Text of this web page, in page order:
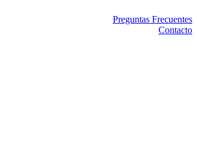
Preguntas Frecuentes
Contacto